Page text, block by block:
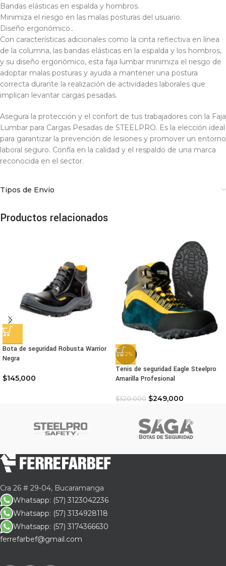
Bandas elásticas en espalda y hombros.
Minimiza el riesgo en las malas posturas del usuario.
Diseño ergonómico..
Con características adicionales como la cinta reflectiva en línea
de la columna, las bandas elásticas en la espalda y los hombros,
y su diseño ergonómico, esta faja lumbar minimiza el riesgo de
adoptar malas posturas y ayuda a mantener una postura
correcta durante la realización de actividades laborales que
implican levantar cargas pesadas.
Asegura la protección y el confort de tus trabajadores con la Faja
Lumbar para Cargas Pesadas de STEELPRO. Es la elección ideal
para garantizar la prevención de lesiones y promover un entorno
laboral seguro. Confía en la calidad y el respaldo de una marca
reconocida en el sector.
Tipos de Envio
Productos relacionados
Bota de seguridad Robusta Warrior
Negra
$145,000
-22%
Tenis de seguridad Eagle Steelpro
Amarilla Profesional
$320,000 $249,000
Cra 26 # 29-04, Bucaramanga
Whatsapp: (57) 3123042236
Whatsapp: (57) 3134928118
Whatsapp: (57) 3174366630
ferrefarbef@gmail.com